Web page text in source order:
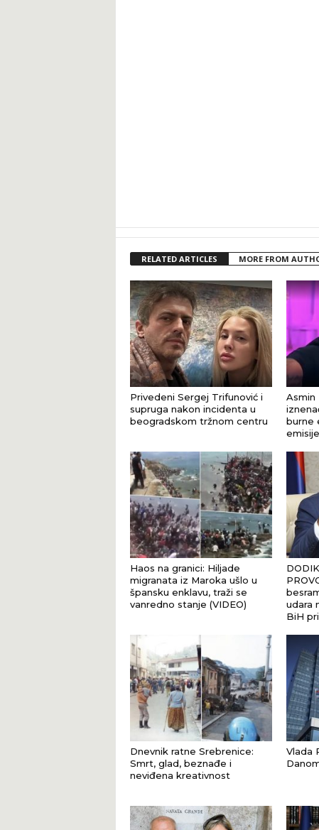
RELATED ARTICLES MORE FROM
Privedeni Sergej Trifunović i
supruga nakon incidenta u
beogradskom tržnom centru
Asmin
burne
Haos na granici: Hiljade
migranata iz Maroka ušlo u
špansku enklavu, traži se
vanredno stanje (VIDEO)
udara
BiH
Dnevnik ratne Srebrenice:
Smrt, glad, beznađe i
neviđena kreativnost
Vlada